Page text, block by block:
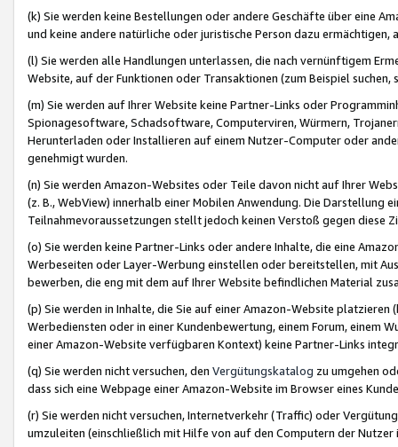
(k) Sie werden keine Bestellungen oder andere Geschäfte über eine
und keine andere natürliche oder juristische Person dazu
(l) Sie werden alle Handlungen unterlassen, die nach vernünftigem
Website, auf der Funktionen oder Transaktionen (zum Beispiel
(m) Sie werden auf Ihrer Website keine Partner-Links oder
Spionagesoftware, Schadsoftware, Computerviren, Würmern,
Herunterladen oder Installieren auf einem Nutzer-Computer oder
genehmigt wurden.
(n) Sie werden Amazon-Websites oder Teile davon nicht auf Ihrer
(z. B., WebView) innerhalb einer Mobilen Anwendung. Die Darstellung
Teilnahmevoraussetzungen stellt jedoch keinen Verstoß gegen diese
(o) Sie werden keine Partner-Links oder andere Inhalte, die eine
Werbeseiten oder Layer-Werbung einstellen oder bereitstellen, mit
bewerben, die eng mit dem auf Ihrer Website befindlichen Material
(p) Sie werden in Inhalte, die Sie auf einer Amazon-Website
Werbediensten oder in einer Kundenbewertung, einem Forum, einem
einer Amazon-Website verfügbaren Kontext) keine Partner-Links
(q) Sie werden nicht versuchen, den Vergütungskatalog zu umgehen
dass sich eine Webpage einer Amazon-Website im Browser eines
(r) Sie werden nicht versuchen, Internetverkehr (Traffic) oder
umzuleiten (einschließlich mit Hilfe von auf den Computern der